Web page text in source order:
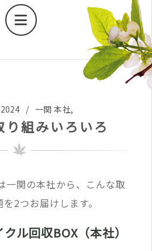
2024 / 一関 本社,
り組みいろいろ
一関の本社から、こんな取
2つお届けします。
ル回収BOX（本社）